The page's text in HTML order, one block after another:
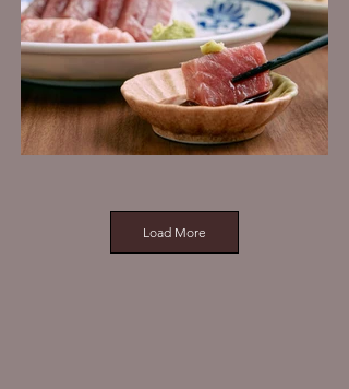
Load More